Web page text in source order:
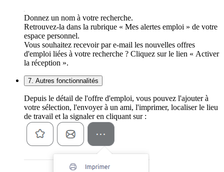
Donnez un nom à votre recherche.
Retrouvez-la dans la rubrique « Mes alertes emploi » de votre
espace personnel.
Vous souhaitez recevoir par e-mail les nouvelles offres
d'emploi liées à votre recherche ? Cliquez sur le lien « Activer
la réception ».
7. Autres fonctionnalités
Depuis le détail de l'offre d'emploi, vous pouvez l'ajouter à
votre sélection, l'envoyer à un ami, l'imprimer, localiser le lieu
de travail et la signaler en cliquant sur :